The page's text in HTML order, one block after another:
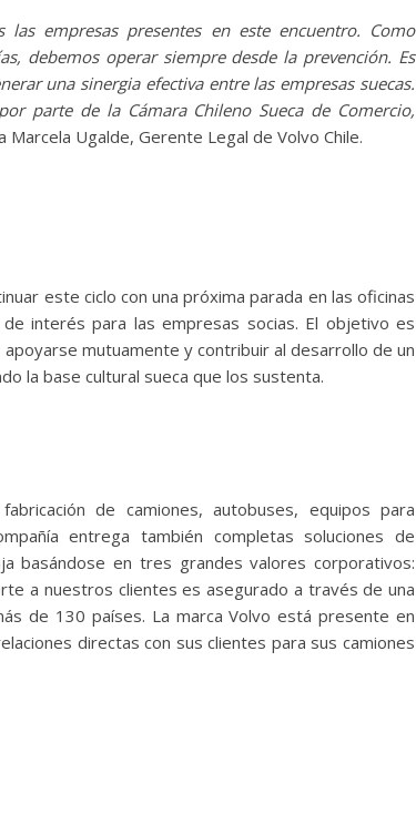
empresas presentes en este encuentro. Como
debemos operar siempre desde la prevención. Es
una sinergia efectiva entre las empresas suecas.
parte de la Cámara Chileno Sueca de Comercio,
Marcela Ugalde, Gerente Legal de Volvo Chile.
este ciclo con una próxima parada en las oficinas
interés para las empresas socias. El objetivo es
mutuamente y contribuir al desarrollo de un
la base cultural sueca que los sustenta.
de camiones, autobuses, equipos para
entrega también completas soluciones de
basándose en tres grandes valores corporativos:
a nuestros clientes es asegurado a través de una
de 130 países. La marca Volvo está presente en
directas con sus clientes para sus camiones